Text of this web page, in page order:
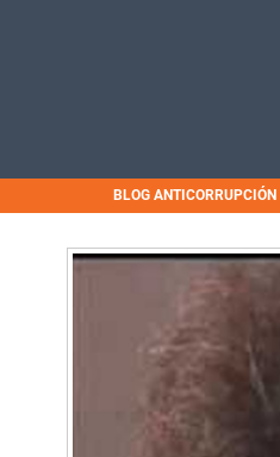
BLOG ANTICORRUPCIÓN